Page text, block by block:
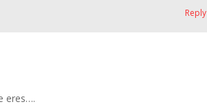
Reply
eres….